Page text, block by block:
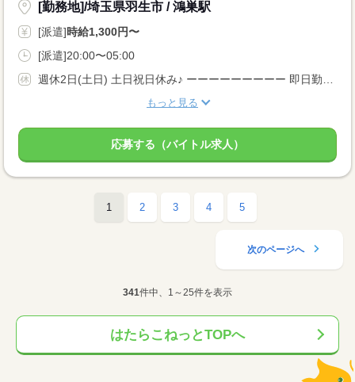
[勤務地]/埼玉県羽生市 / 鴻巣駅
[派遣]時給1,300円〜
[派遣]20:00〜05:00
もっと見る
応募する（バイトル求人）
1 2 3 4 5
次のページへ
341件中、1～25件を表示
はたらこねっとTOPへ